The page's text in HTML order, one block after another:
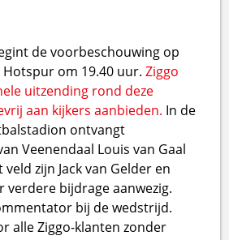
de voorbeschouwing op
Hotspur om 19.40 uur.Ziggo
uitzending rond deze
aan kijkers aanbieden. In de
ontvangt
Veenendaal Louis van Gaal
zijn Jack van Gelder en
verdere bijdrage aanwezig.
bij de wedstrijd.
alle Ziggo-klanten zonder